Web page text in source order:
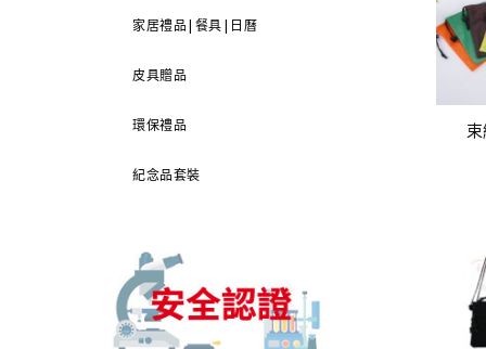
家居禮品|餐具|日曆
皮具贈品
環保禮品
紀念品套裝